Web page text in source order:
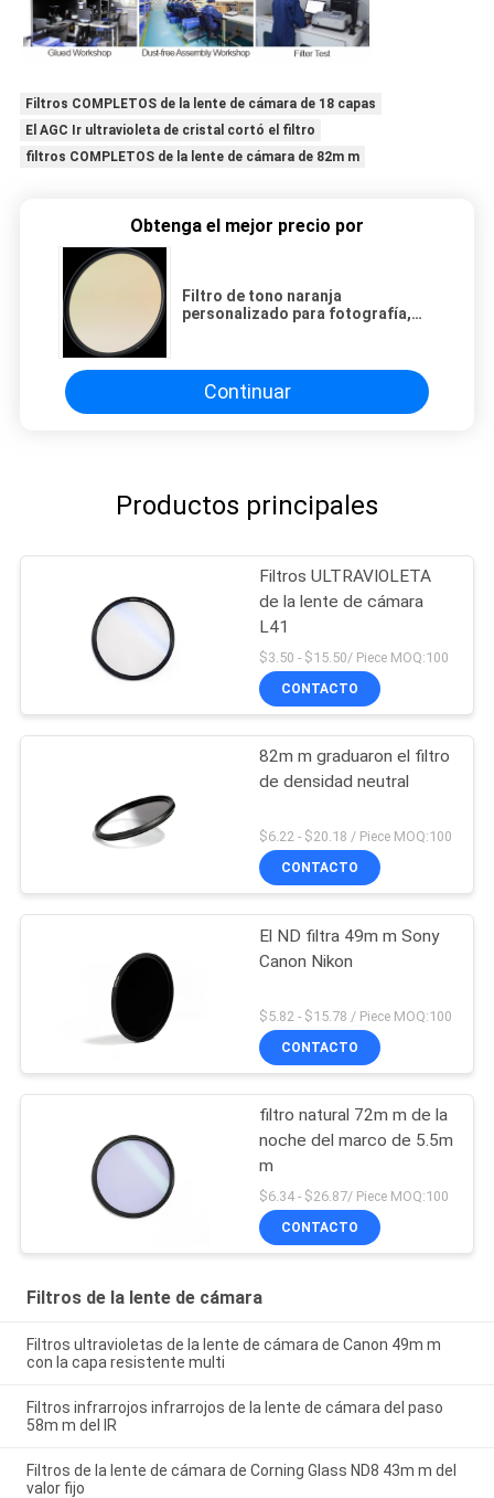
Filtros COMPLETOS de la lente de cámara de 18 capas
El AGC Ir ultravioleta de cristal cortó el filtro
filtros COMPLETOS de la lente de cámara de 82m m
Obtenga el mejor precio por
Filtro de tono naranja
personalizado para fotografía,
Continuar
Productos principales
Filtros ULTRAVIOLETA
de la lente de cámara
L41
$3.50 - $15.50/ Piece MOQ:100
CONTACTO
82m m graduaron el filtro
de densidad neutral
$6.22 - $20.18 / Piece MOQ:100
CONTACTO
El ND filtra 49m m Sony
Canon Nikon
$5.82 - $15.78 / Piece MOQ:100
CONTACTO
filtro natural 72m m de la
noche del marco de 5.5m
m
$6.34 - $26.87/ Piece MOQ:100
CONTACTO
Filtros de la lente de cámara
Filtros ultravioletas de la lente de cámara de Canon 49m m
con la capa resistente multi
Filtros infrarrojos infrarrojos de la lente de cámara del paso
58m m del IR
Filtros de la lente de cámara de Corning Glass ND8 43m m del
valor fijo